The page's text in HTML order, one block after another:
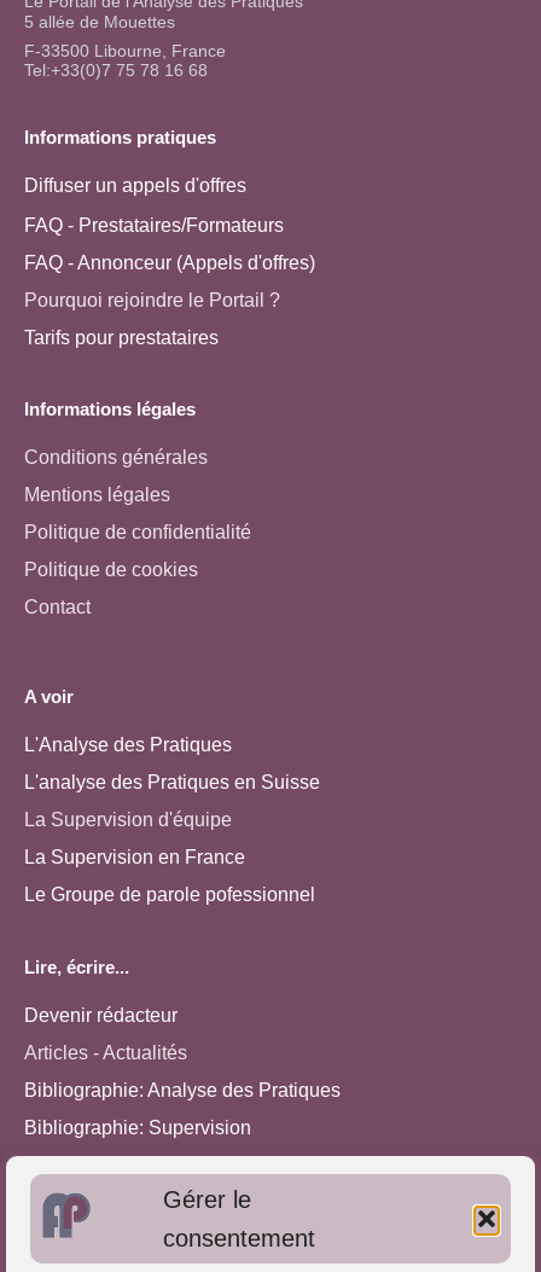
Gérer le
consentement
5 allée de Mouettes
F-33500 Libourne, France
Tel:+33(0)7 75 78 16 68
Informations pratiques
Diffuser un appels d'offres
FAQ - Prestataires/Formateurs
FAQ - Annonceur (Appels d'offres)
Pourquoi rejoindre le Portail ?
Tarifs pour prestataires
Informations légales
Conditions générales
Mentions légales
Politique de confidentialité
Politique de cookies
Contact
A voir
L'Analyse des Pratiques
L'analyse des Pratiques en Suisse
La Supervision d'équipe
La Supervision en France
Le Groupe de parole pofessionnel
Lire, écrire...
Devenir rédacteur
Articles - Actualités
Bibliographie: Analyse des Pratiques
Bibliographie: Supervision
Approches de l'Analyse des pratiques